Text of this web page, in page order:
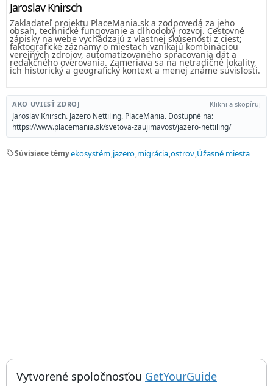
Jaroslav Knirsch
Zakladateľ projektu PlaceMania.sk a zodpovedá za jeho
obsah, technické fungovanie a dlhodobý rozvoj. Cestovné
zápisky na webe vychádzajú z vlastnej skúsenosti z ciest;
faktografické záznamy o miestach vznikajú kombináciou
verejných zdrojov, automatizovaného spracovania dát a
redakčného overovania. Zameriava sa na netradičné lokality,
ich historický a geografický kontext a menej známe súvislosti.
AKO UVIESŤ ZDROJ Klikni a skopíruj
Jaroslav Knirsch. Jazero Nettiling. PlaceMania. Dostupné na:
https://www.placemania.sk/svetova-zaujimavost/jazero-nettiling/
sellSúvisiace témyekosystém jazero migrácia ostrov Úžasné miesta
Vytvorené spoločnosťou GetYourGuide; otvorí sa